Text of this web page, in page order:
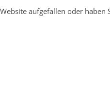
aufgefallen oder